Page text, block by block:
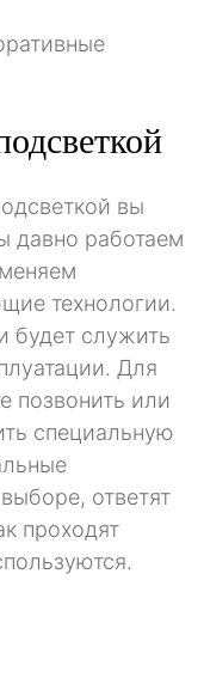
вы
давно работаем
технологии.
будет служить
Для
позвонить или
специальную
ответят
проходят